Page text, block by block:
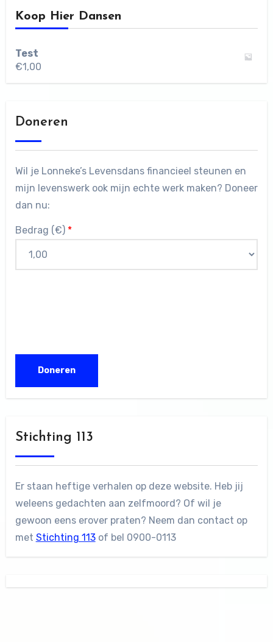
Koop Hier Dansen
Test
€1,00
Doneren
Wil je Lonneke’s Levensdans financieel steunen en
mijn levenswerk ook mijn echte werk maken? Doneer
dan nu:
Bedrag (€) *
Stichting 113
Er staan heftige verhalen op deze website. Heb jij
weleens gedachten aan zelfmoord? Of wil je
gewoon eens erover praten? Neem dan contact op
met Stichting 113of bel 0900-0113